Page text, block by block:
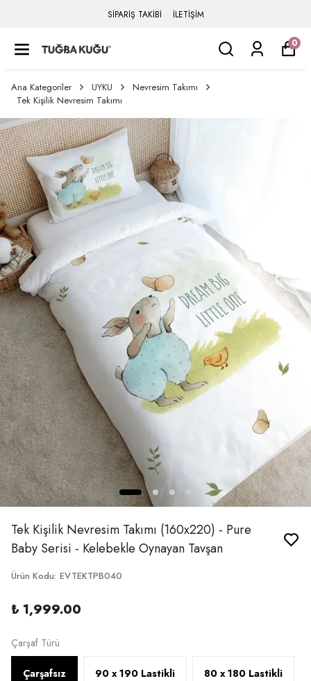
SİPARİŞ TAKİBİ İLETİŞİM
0
Ana Kategoriler UYKU
Nevresim Takımı
Tek Kişilik Nevresim Takımı
Tek Kişilik Nevresim Takımı (160x220) - Pure
Baby Serisi - Kelebekle Oynayan Tavşan
Ürün Kodu: EVTEKTPB040
₺ 1,999.00
Çarşaf Türü
Çarşafsız 90 x 190 Lastikli 80 x 180 Lastikli